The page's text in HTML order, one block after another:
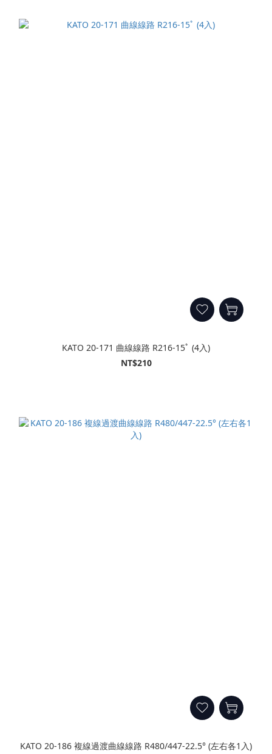
KATO 20-171 曲線線路 R216-15ﾟ (4入)
NT$210
KATO 20-186 複線過渡曲線線路 R480/447-22.5° (左右各1入)